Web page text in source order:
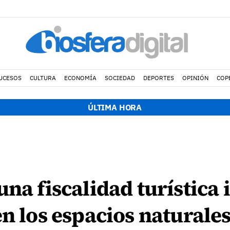
CULTURA ECONOMÍA SOCIEDAD DEPORTES OPINIÓN
ÚLTIMA HORA
fiscalidad turística
los espacios